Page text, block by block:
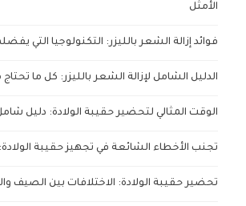
الأمثل
فوائد إزالة الشعر بالليزر: التكنولوجيا التي
الدليل الشامل لإزالة الشعر بالليزر: كل ما
الوقت المثالي لتحضير حقيبة الولادة: دليل
تجنب الأخطاء الشائعة في تجهيز حقيبة
تحضير حقيبة الولادة: الاختلافات بين الصيف